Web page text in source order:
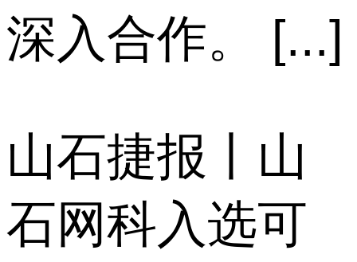
深入合作。 [...]
山石捷报丨山
石网科入选可